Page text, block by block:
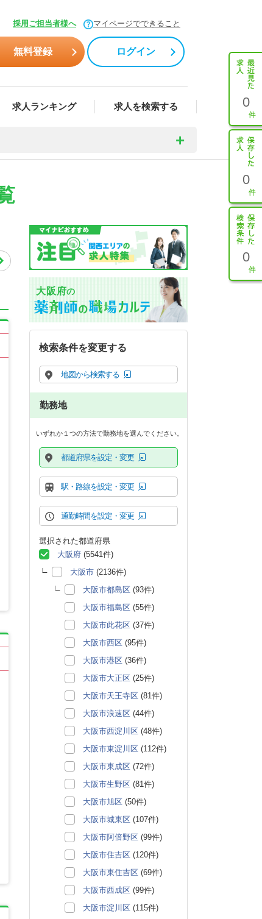
採用ご担当者様へ マイページでできること
無料登録 ログイン
求人ランキング 求人を検索する 0
0
0
大阪府の
検索条件を変更する
地図から検索する
勤務地
いずれか１つの方法で勤務地を選んでください。
都道府県を設定・変更
駅・路線を設定・変更
通勤時間を設定・変更
選択された都道府県
大阪府 (5541件)
大阪市 (2136件)
大阪市都島区 (93件)
大阪市福島区 (55件)
大阪市此花区 (37件)
大阪市西区 (95件)
大阪市港区 (36件)
大阪市大正区 (25件)
大阪市天王寺区 (81件)
大阪市浪速区 (44件)
大阪市西淀川区 (48件)
大阪市東淀川区 (112件)
大阪市東成区 (72件)
大阪市生野区 (81件)
大阪市旭区 (50件)
大阪市城東区 (107件)
大阪市阿倍野区 (99件)
大阪市住吉区 (120件)
大阪市東住吉区 (69件)
大阪市西成区 (99件)
大阪市淀川区 (115件)